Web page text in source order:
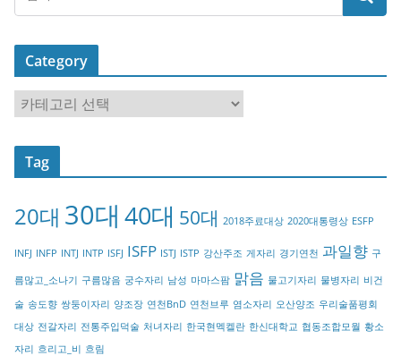
Category
a
t
o
y
Tag
20대 30대 40대 50대 2018주료대상 2020대통령상 ESFP
INFJ INFP INTJ INTP ISFJ ISFP ISTJ ISTP 강산주조 게자리 경기연천 과일향 구
름많고_소나기 구름많음 궁수자리 남성 마마스팜 맑음 물고기자리 물병자리 비건
술 송도향 쌍둥이자리 양조장 연천BnD 연천브루 염소자리 오산양조 우리술품평회
대상 전갈자리 전통주입덕술 처녀자리 한국현멕켈란 한신대학교 협동조합모월 황소
자리 흐리고_비 흐림